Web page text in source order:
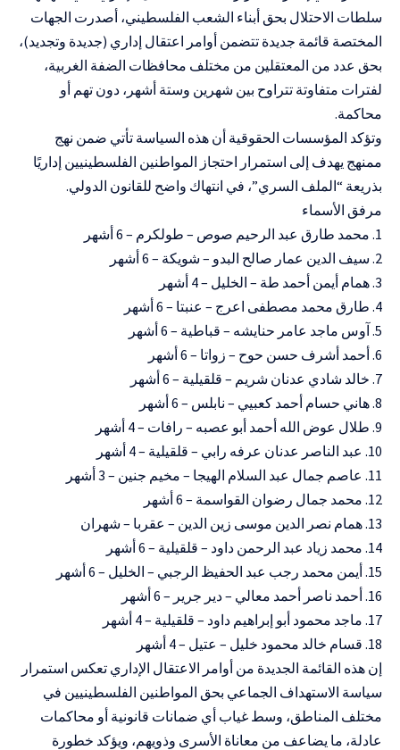
سلطات الاحتلال بحق أبناء الشعب الفلسطيني، أصدرت الجهات
المختصة قائمة جديدة تتضمن أوامر اعتقال إداري (جديدة وتجديد)،
بحق عدد من المعتقلين من مختلف محافظات الضفة الغربية،
لفترات متفاوتة تتراوح بين شهرين وستة أشهر، دون تهم أو
محاكمة.
وتؤكد المؤسسات الحقوقية أن هذه السياسة تأتي ضمن نهج
ممنهج يهدف إلى استمرار احتجاز المواطنين الفلسطينيين إداريًا
بذريعة “الملف السري”، في انتهاك واضح للقانون الدولي.
مرفق الأسماء
1. محمد طارق عبد الرحيم صوص – طولكرم – 6 أشهر
2. سيف الدين عمار صالح البدو – شويكة – 6 أشهر
3. همام أيمن أحمد طة – الخليل – 4 أشهر
4. طارق محمد مصطفى اعرج – عنبتا – 6 أشهر
5. آوس ماجد عامر حنايشه – قباطية – 6 أشهر
6. أحمد أشرف حسن حوح – زواتا – 6 أشهر
7. خالد شادي عدنان شريم – قلقيلية – 6 أشهر
8. هاني حسام أحمد كعبيي – نابلس – 6 أشهر
9. طلال عوض الله أحمد أبو عصبه – رافات – 4 أشهر
10. عبد الناصر عدنان عرفه رابي – قلقيلية – 4 أشهر
11. عاصم جمال عبد السلام الهيجا – مخيم جنين – 3 أشهر
12. محمد جمال رضوان القواسمة – 6 أشهر
13. همام نصر الدين موسى زين الدين – عقربا – شهران
14. محمد زياد عبد الرحمن داود – قلقيلية – 6 أشهر
15. أيمن محمد رجب عبد الحفيظ الرجبي – الخليل – 6 أشهر
16. أحمد ناصر أحمد معالي – دير جرير – 6 أشهر
17. ماجد محمود أبو إبراهيم داود – قلقيلية – 4 أشهر
18. قسام خالد محمود خليل – عتيل – 4 أشهر
إن هذه القائمة الجديدة من أوامر الاعتقال الإداري تعكس استمرار
سياسة الاستهداف الجماعي بحق المواطنين الفلسطينيين في
مختلف المناطق، وسط غياب أي ضمانات قانونية أو محاكمات
عادلة، ما يضاعف من معاناة الأسرى وذويهم، ويؤكد خطورة